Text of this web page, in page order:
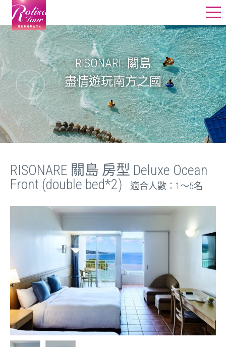
星野飯店訂房
星野行程
星野教堂婚禮
星野團體
其他精選行程
線上詢價
RISONARE 關島
盡情遊玩南方之國
RISONARE 關島 房型 Deluxe Ocean
Front (double bed*2)
適合人數：1〜5名